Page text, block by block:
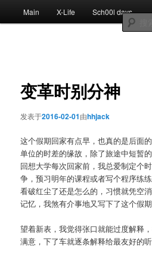
Main X-Life Sch00l days
变革时别分神
发表于2016-02-01由hhjack
这个假期回家有点早，也真的是后面
单位的时差的缘故，除了旅途中短暂
回想大学每次回家前，我总爱制定个
争，预习明年的课程或者写个程序练
看破红尘了还是怎么的，习惯就凭空
记忆，我煞有介事地又写下了这个假
望着新表，我觉得张口就能过度解释
满意，下了车就逐条解释给最友好的听